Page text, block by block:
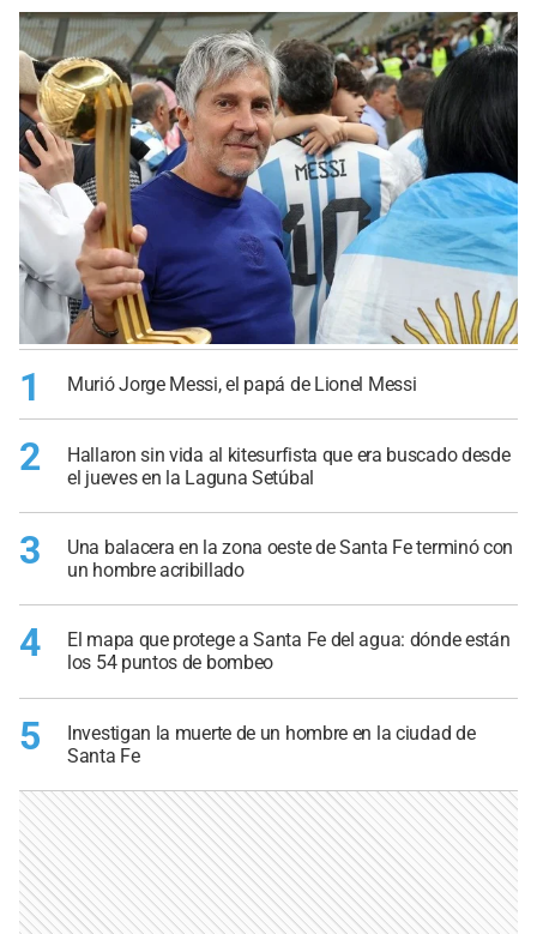
1 Murió Jorge Messi, el papá de Lionel Messi
2
Hallaron sin vida al kitesurfista que era buscado desde
el jueves en la Laguna Setúbal
3
Una balacera en la zona oeste de Santa Fe terminó con
un hombre acribillado
4
El mapa que protege a Santa Fe del agua: dónde están
los 54 puntos de bombeo
5
Investigan la muerte de un hombre en la ciudad de
Santa Fe